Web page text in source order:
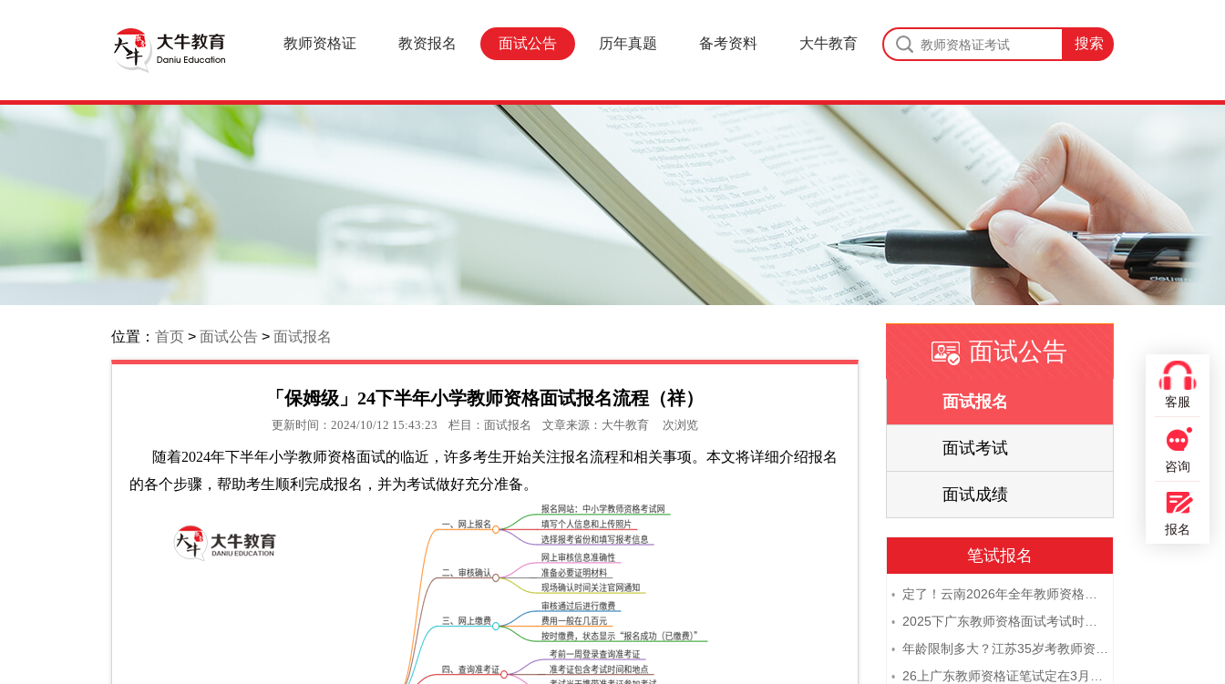
教师资格证 教资报名 面试公告 历年真题 备考资料 大牛教育
位置： 首页 > 面试公告 > 面试报名
「保姆级」24下半年小学教师资格面试报名流程（祥）
更新时间：2024/10/12 15:43:23 栏目：面试报名 文章来源： 大牛教育 次浏览
随着2024年下半年小学教师资格面试的临近，许多考生开始关注报名流程和相关事项。本文将详细介绍报名
的各个步骤，帮助考生顺利完成报名，并为考试做好充分准备。
面试公告
面试报名
面试考试
面试考试
面试成绩
笔试报名
• 定了！云南2026年全年教师资格证考试日程大公开！
• 2025下广东教师资格面试考试时间及科目内容（怎么考）
• 年龄限制多大？江苏35岁考教师资格证晚吗？
• 26上广东教师资格证笔试定在3月7日！附考试指南
客服
咨询
报名